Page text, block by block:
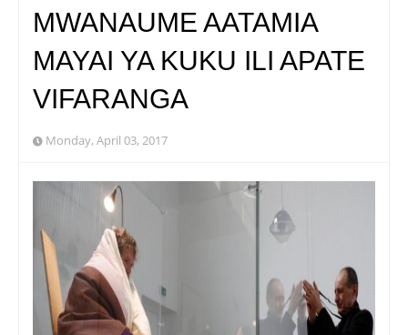
MWANAUME AATAMIA
MAYAI YA KUKU ILI APATE
VIFARANGA
Monday, April 03, 2017